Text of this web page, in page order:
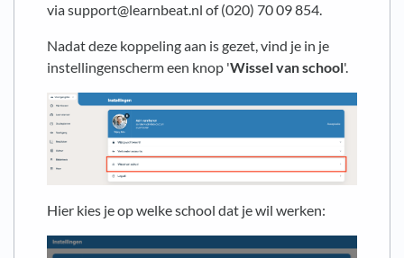
via support@learnbeat.nl of (020) 70 09 854.
Nadat deze koppeling aan is gezet, vind je in je
instellingenscherm een knop 'Wissel van school'.
Hier kies je op welke school dat je wil werken: